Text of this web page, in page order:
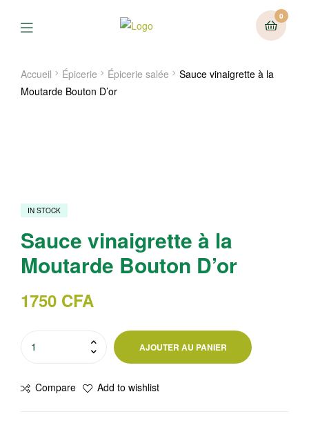
0
Menu
Accueil Épicerie Épicerie salée
Sauce vinaigrette à la
Moutarde Bouton D’or
IN STOCK
Sauce vinaigrette à la
Moutarde Bouton D’or
1750 CFA
vinaigrette
AJOUTER AU PANIER
Compare Add to wishlist